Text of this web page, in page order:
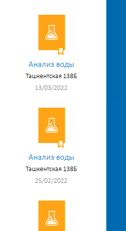
Анализ воды
Ташкентская 138Б
13/03/2022
Анализ воды
Ташкентская 138Б
25/02/2022